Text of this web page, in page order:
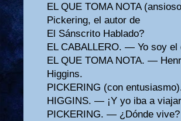
EL QUE TOMA NOTA
Pickering, el autor de
El Sánscrito Hablado?
EL CABALLERO. — Yo soy
EL QUE TOMA NOTA. —
Higgins.
PICKERING (con
HIGGINS. — ¡Y yo iba a
PICKERING. — ¿Dónde vive?